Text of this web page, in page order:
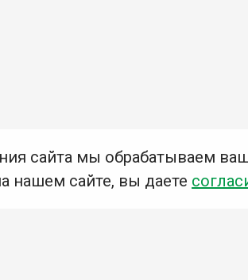
сайта мы обрабатываем
нашем сайте, вы даете